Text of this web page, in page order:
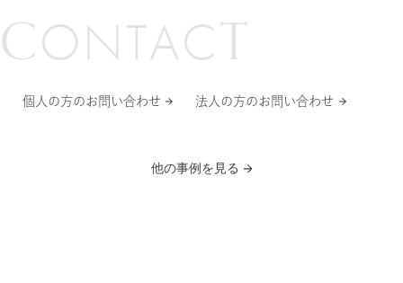
サービスブランド
CONTACT
個人の方のお問い合わせ 法人の方のお問い合わせ
他の事例を見る